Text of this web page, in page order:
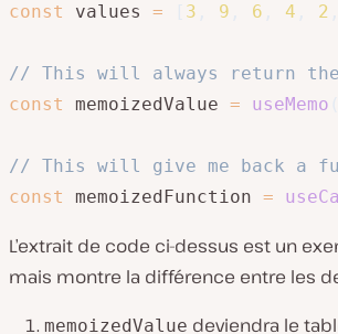
const
values = 3 9 6 4 2
// This will always return the
const
memoizedValue = useMemo
// This will give me back a
const
memoizedFunction =
L’extrait de code ci-dessus est un
mais montre la différence entre les
memoizedValue deviendra le